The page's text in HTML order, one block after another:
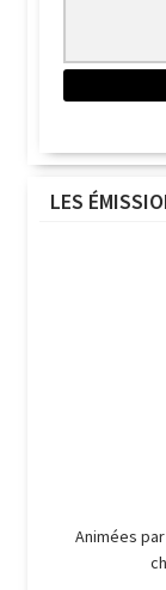
LES
Animées par